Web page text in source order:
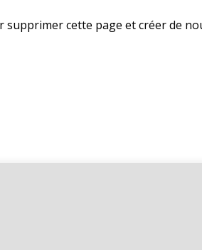
supprimer cette page et créer de